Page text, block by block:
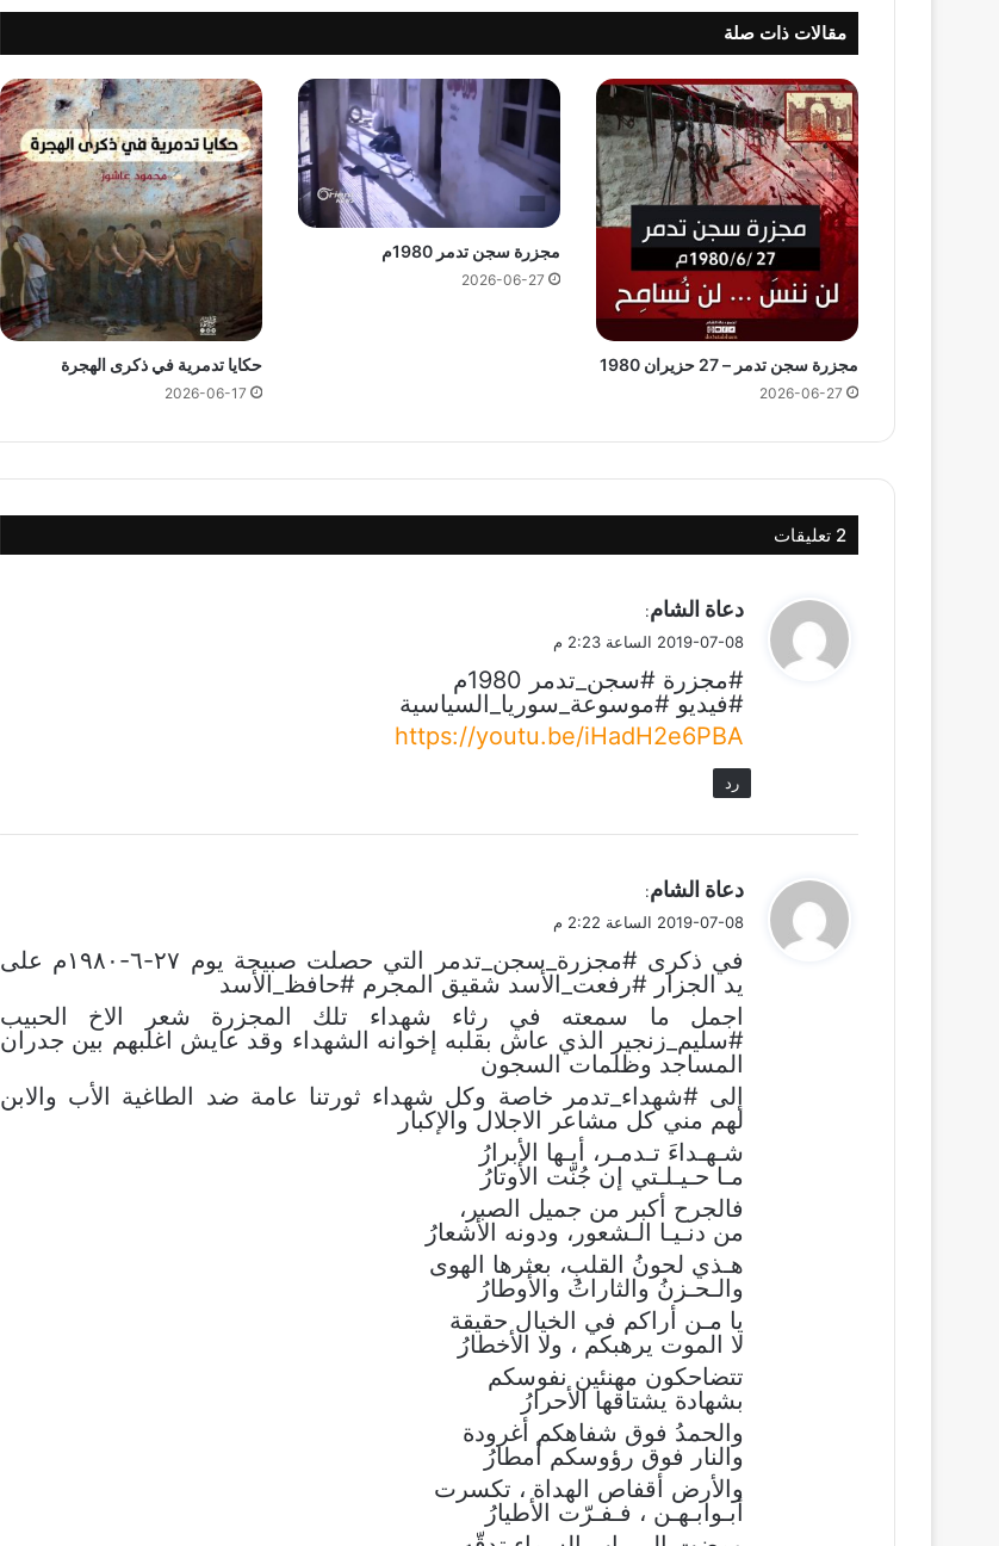
مقالات ذات صلة
مجزرة سجن تدمر – 27 حزيران 1980
2026-06-27
مجزرة سجن تدمر 1980م
2026-06-27
حكايا تدمرية في ذكرى الهجرة
2026-06-17
‫2 تعليقات
ي
ل
دعاة الشام:
2019-07-08 الساعة 2:23 م
#مجزرة #سجن_تدمر 1980م
#فيديو #موسوعة_سوريا_السياسية
https://youtu.be/iHadH2e6PBA
رد
ي
ل
دعاة الشام:
2019-07-08 الساعة 2:22 م
في ذكرى #مجزرة_سجن_تدمر التي حصلت صبيحة يوم ٢٧-٦-١٩٨٠م على
يد الجزار #رفعت_الأسد شقيق المجرم #حافظ_الأسد
اجمل ما سمعته في رثاء شهداء تلك المجزرة شعر الاخ الحبيب
#سليم_زنجير الذي عاش بقلبه إخوانه الشهداء وقد عايش اغلبهم بين جدران
المساجد وظلمات السجون
إلى #شهداء_تدمر خاصة وكل شهداء ثورتنا عامة ضد الطاغية الأب والابن
لهم مني كل مشاعر الاجلال والإكبار
شـهـداءَ تـدمـر، أيـها الأبرارُ
مـا حـيـلـتي إن جُنّت الأوتارُ
فالجرح أكبر من جميل الصبر،
من دنـيـا الـشعور، ودونه الأشعارُ
هـذي لحونُ القلبِ، بعثرها الهوى
والـحـزنُ والثاراتُ والأوطارُ
يا مـن أراكم في الخيال حقيقة
لا الموت يرهبكم ، ولا الأخطارُ
تتضاحكون مهنئين نفوسكم
بشهادة يشتاقها الأحرارُ
والحمدُ فوق شفاهكم أغرودة
والنار فوق رؤوسكم أمطارُ
والأرض أقفاص الهداة ، تكسرت
أبـوابـهـن ، فـفـرّت الأطيارُ